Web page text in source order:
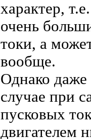
характер,
очень
токи, а
вообще.
Однако
случае при
пусковых
двигателем